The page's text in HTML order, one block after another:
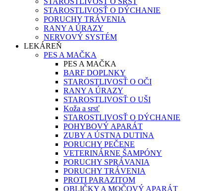
STAROSTLIVOSŤ O DÝCHANIE
PORUCHY TRÁVENIA
RANY A ÚRAZY
NERVOVÝ SYSTÉM
LEKÁREŇ
PES A MAČKA
PES A MAČKA
BARF DOPLNKY
STAROSTLIVOSŤ O OČI
RANY A ÚRAZY
STAROSTLIVOSŤ O UŠI
Koža a srsť
STAROSTLIVOSŤ O DÝCHANIE
POHYBOVÝ APARÁT
ZUBY A ÚSTNA DUTINA
PORUCHY PEČENE
VETERINÁRNE ŠAMPÓNY
PORUCHY SPRÁVANIA
PORUCHY TRÁVENIA
PROTI PARAZITOM
OBLIČKY A MOČOVÝ APARÁT